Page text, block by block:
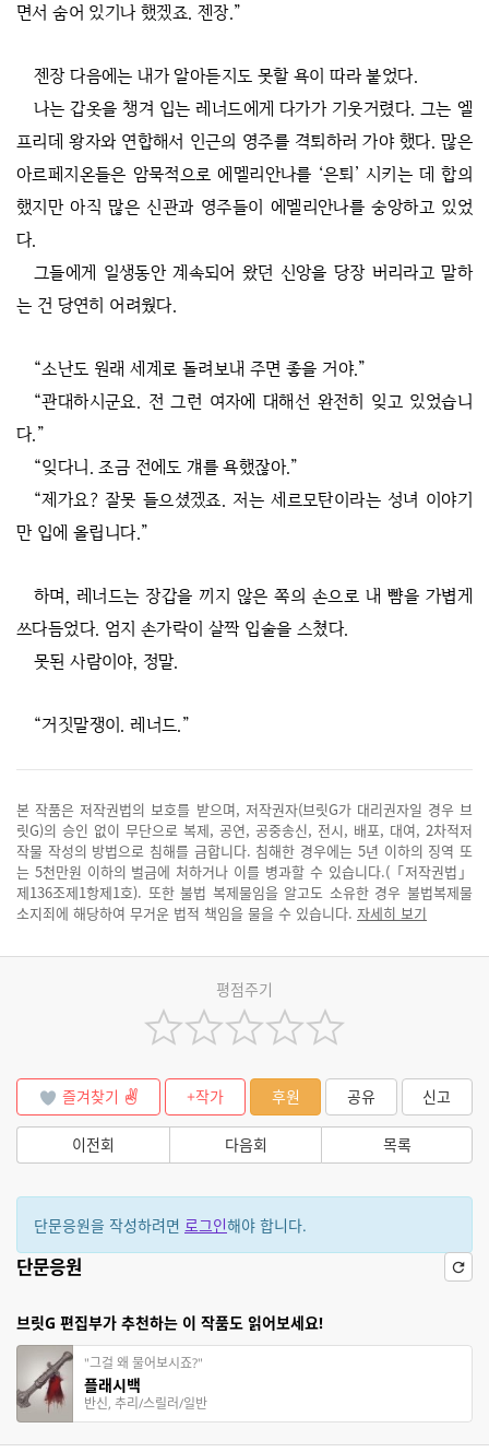
면서 숨어 있기나 했겠죠. 젠장.”
젠장 다음에는 내가 알아듣지도 못할 욕이 따라 붙었다.
나는 갑옷을 챙겨 입는 레너드에게 다가가 기웃거렸다. 그는 엘
프리데 왕자와 연합해서 인근의 영주를 격퇴하러 가야 했다. 많은
아르페지온들은 암묵적으로 에멜리안나를 ‘은퇴’ 시키는 데 합의
했지만 아직 많은 신관과 영주들이 에멜리안나를 숭앙하고 있었
다.
그들에게 일생동안 계속되어 왔던 신앙을 당장 버리라고 말하
는 건 당연히 어려웠다.
“소난도 원래 세계로 돌려보내 주면 좋을 거야.”
“관대하시군요. 전 그런 여자에 대해선 완전히 잊고 있었습니
다.”
“잊다니. 조금 전에도 걔를 욕했잖아.”
“제가요? 잘못 들으셨겠죠. 저는 세르모탄이라는 성녀 이야기
만 입에 올립니다.”
하며, 레너드는 장갑을 끼지 않은 쪽의 손으로 내 뺨을 가볍게
쓰다듬었다. 엄지 손가락이 살짝 입술을 스쳤다.
못된 사람이야, 정말.
“거짓말쟁이. 레너드.”
본 작품은 저작권법의 보호를 받으며, 저작권자(브릿G가 대리권자일 경우 브
릿G)의 승인 없이 무단으로 복제, 공연, 공중송신, 전시, 배포, 대여, 2차적저
작물 작성의 방법으로 침해를 금합니다. 침해한 경우에는 5년 이하의 징역 또
는 5천만원 이하의 벌금에 처하거나 이를 병과할 수 있습니다.(「저작권법」
제136조제1항제1호). 또한 불법 복제물임을 알고도 소유한 경우 불법복제물
소지죄에 해당하여 무거운 법적 책임을 물을 수 있습니다. 자세히 보기
평점주기
즐겨찾기 +작가 후원 공유 신고
이전회 다음회 목록
단문응원을 작성하려면 로그인해야 합니다.
단문응원
브릿G 편집부가 추천하는 이 작품도 읽어보세요!
"그걸 왜 물어보시죠?"
플래시백
반신, 추리/스릴러/일반